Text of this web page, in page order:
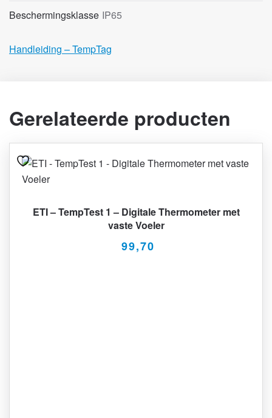
Beschermingsklasse IP65
Handleiding – TempTag
Gerelateerde producten
ETI – TempTest 1 – Digitale Thermometer met
vaste Voeler
99,70